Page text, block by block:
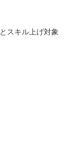
スキル上げ対象